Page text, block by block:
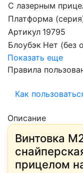
С лазерным
Платформа
Артикул 19795
Блоубэк Нет (без
Показать еще
Правила
Как
Описание
Винтовка
прицелом